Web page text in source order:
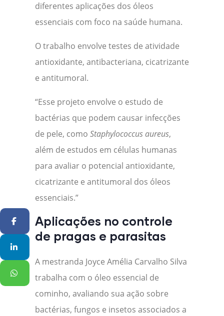
diferentes aplicações dos óleos
essenciais com foco na saúde humana.
O trabalho envolve testes de atividade
antioxidante, antibacteriana, cicatrizante
e antitumoral.
“Esse projeto envolve o estudo de
bactérias que podem causar infecções
de pele, como Staphylococcus aureus,
além de estudos em células humanas
para avaliar o potencial antioxidante,
cicatrizante e antitumoral dos óleos
essenciais.”
Aplicações no controle
de pragas e parasitas
A mestranda Joyce Amélia Carvalho Silva
trabalha com o óleo essencial de
cominho, avaliando sua ação sobre
bactérias, fungos e insetos associados a
Facebook
WhatsApp